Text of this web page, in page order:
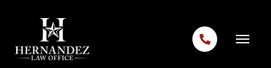
Skip to content